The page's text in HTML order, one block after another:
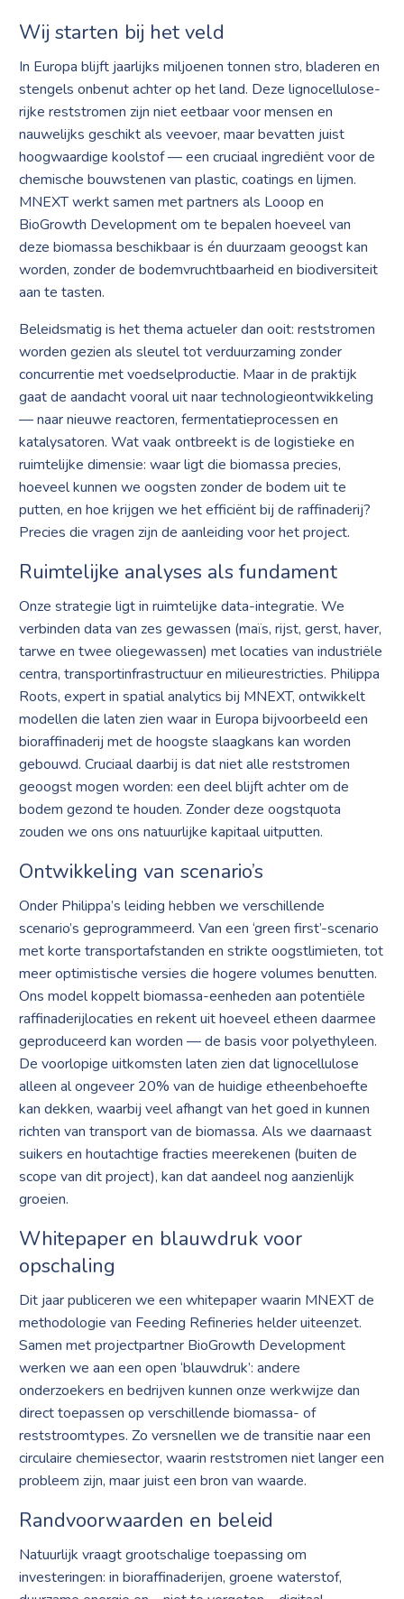
Wij starten bij het veld
In Europa blijft jaarlijks miljoenen tonnen stro, bladeren en
stengels onbenut achter op het land. Deze lignocellulose-
rijke reststromen zijn niet eetbaar voor mensen en
nauwelijks geschikt als veevoer, maar bevatten juist
hoogwaardige koolstof — een cruciaal ingrediënt voor de
chemische bouwstenen van plastic, coatings en lijmen.
MNEXT werkt samen met partners als Looop en
BioGrowth Development om te bepalen hoeveel van
deze biomassa beschikbaar is én duurzaam geoogst kan
worden, zonder de bodemvruchtbaarheid en biodiversiteit
aan te tasten.
Beleidsmatig is het thema actueler dan ooit: reststromen
worden gezien als sleutel tot verduurzaming zonder
concurrentie met voedselproductie. Maar in de praktijk
gaat de aandacht vooral uit naar technologieontwikkeling
— naar nieuwe reactoren, fermentatieprocessen en
katalysatoren. Wat vaak ontbreekt is de logistieke en
ruimtelijke dimensie: waar ligt die biomassa precies,
hoeveel kunnen we oogsten zonder de bodem uit te
putten, en hoe krijgen we het efficiënt bij de raffinaderij?
Precies die vragen zijn de aanleiding voor het project.
Ruimtelijke analyses als fundament
Onze strategie ligt in ruimtelijke data-integratie. We
verbinden data van zes gewassen (maïs, rijst, gerst, haver,
tarwe en twee oliegewassen) met locaties van industriële
centra, transportinfrastructuur en milieurestricties. Philippa
Roots, expert in spatial analytics bij MNEXT, ontwikkelt
modellen die laten zien waar in Europa bijvoorbeeld een
bioraffinaderij met de hoogste slaagkans kan worden
gebouwd. Cruciaal daarbij is dat niet alle reststromen
geoogst mogen worden: een deel blijft achter om de
bodem gezond te houden. Zonder deze oogstquota
zouden we ons ons natuurlijke kapitaal uitputten.
Ontwikkeling van scenario’s
Onder Philippa’s leiding hebben we verschillende
scenario’s geprogrammeerd. Van een ‘green first’-scenario
met korte transportafstanden en strikte oogstlimieten, tot
meer optimistische versies die hogere volumes benutten.
Ons model koppelt biomassa-eenheden aan potentiële
raffinaderijlocaties en rekent uit hoeveel etheen daarmee
geproduceerd kan worden — de basis voor polyethyleen.
De voorlopige uitkomsten laten zien dat lignocellulose
alleen al ongeveer 20% van de huidige etheenbehoefte
kan dekken, waarbij veel afhangt van het goed in kunnen
richten van transport van de biomassa. Als we daarnaast
suikers en houtachtige fracties meerekenen (buiten de
scope van dit project), kan dat aandeel nog aanzienlijk
groeien.
Whitepaper en blauwdruk voor
opschaling
Dit jaar publiceren we een whitepaper waarin MNEXT de
methodologie van Feeding Refineries helder uiteenzet.
Samen met projectpartner BioGrowth Development
werken we aan een open ‘blauwdruk’: andere
onderzoekers en bedrijven kunnen onze werkwijze dan
direct toepassen op verschillende biomassa- of
reststroomtypes. Zo versnellen we de transitie naar een
circulaire chemiesector, waarin reststromen niet langer een
probleem zijn, maar juist een bron van waarde.
Randvoorwaarden en beleid
Natuurlijk vraagt grootschalige toepassing om
investeringen: in bioraffinaderijen, groene waterstof,